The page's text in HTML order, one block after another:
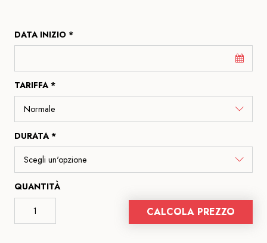
DATA INIZIO *
TARIFFA *
DURATA *
QUANTITÀ
CALCOLA PREZZO